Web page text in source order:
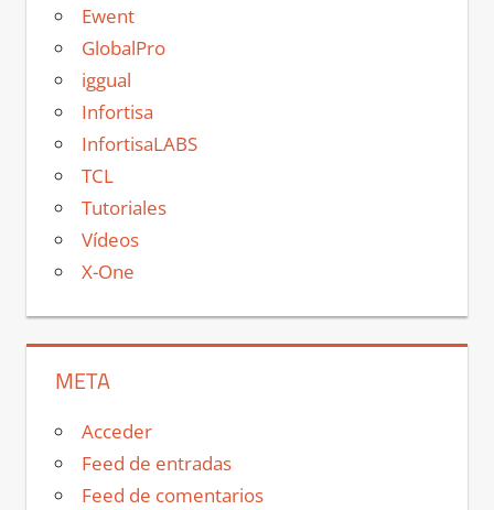
Ewent
GlobalPro
iggual
Infortisa
InfortisaLABS
TCL
Tutoriales
Vídeos
X-One
META
Acceder
Feed de entradas
Feed de comentarios